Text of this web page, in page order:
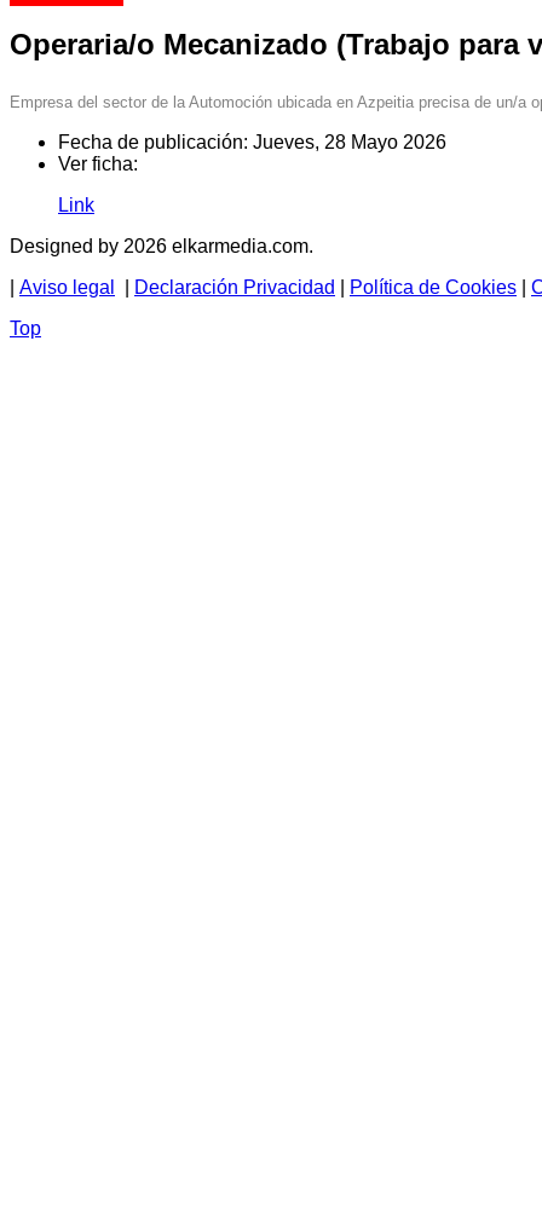
Operaria/o Mecanizado (Trabajo para
Empresa del sector de la Automoción ubicada en Azpeitia precisa de un/a
Fecha de publicación: Jueves, 28 Mayo 2026
Ver ficha:
Link
Designed by 2026 elkarmedia.com.
Aviso legal Declaración Privacidad Política de Cookies
Top